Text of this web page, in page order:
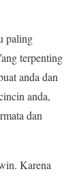
paling
terpenting
anda dan
anda,
dan
Karena